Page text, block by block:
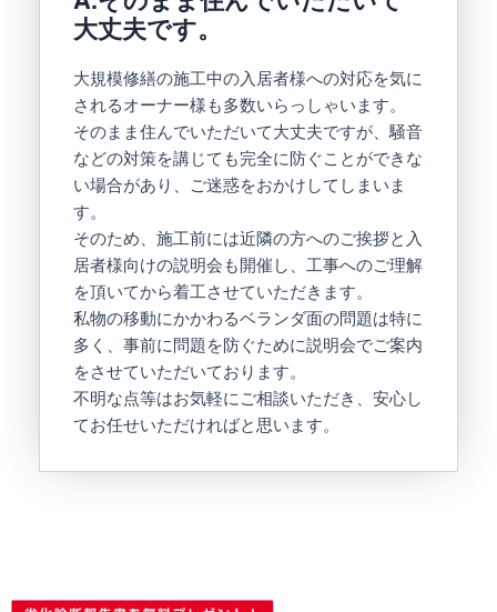
大丈夫です。
大規模修繕の施工中の入居者様への対応を気に
されるオーナー様も多数いらっしゃいます。
そのまま住んでいただいて大丈夫ですが、騒音
などの対策を講じても完全に防ぐことができな
い場合があり、ご迷惑をおかけしてしまいま
す。
そのため、施工前には近隣の方へのご挨拶と入
居者様向けの説明会も開催し、工事へのご理解
を頂いてから着工させていただきます。
私物の移動にかかわるベランダ面の問題は特に
多く、事前に問題を防ぐために説明会でご案内
をさせていただいております。
不明な点等はお気軽にご相談いただき、安心し
てお任せいただければと思います。